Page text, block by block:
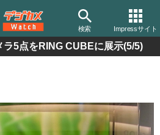
検索 Impressサイト
ラ5点をRING CUBEに展示(5/5)